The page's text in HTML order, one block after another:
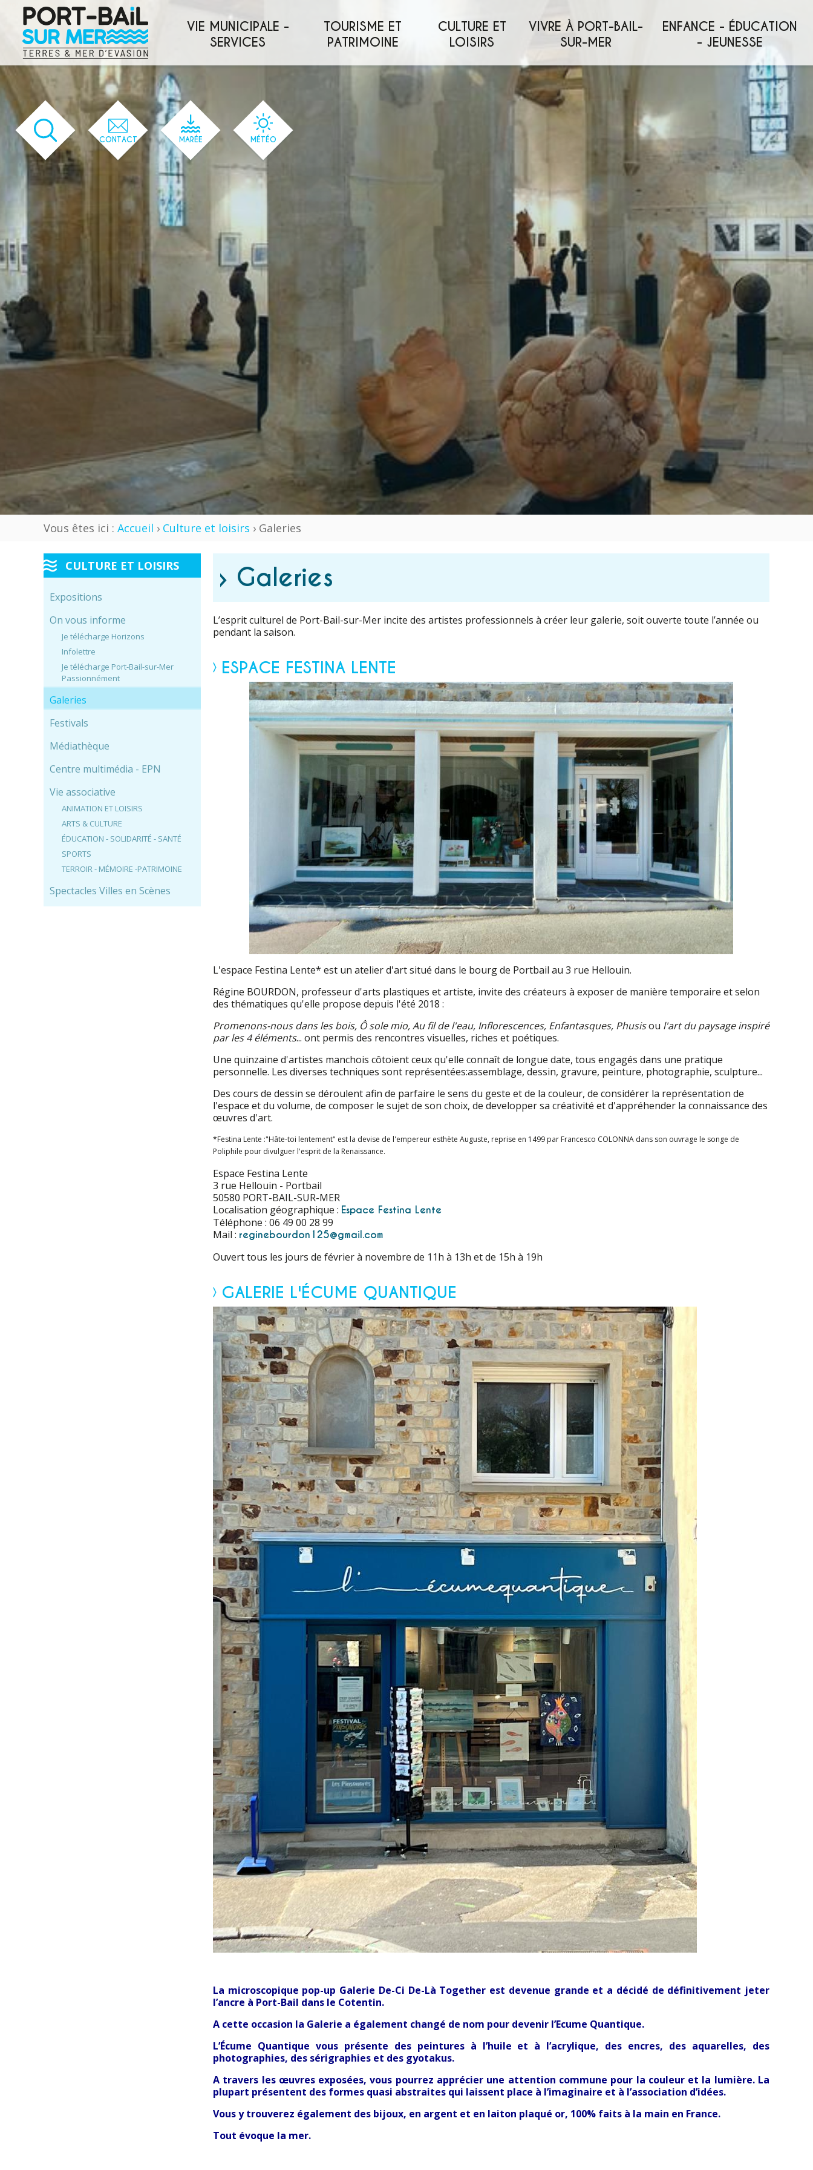
VIE MUNICIPALE -
SERVICES
TOURISME ET
PATRIMOINE
CULTURE ET
LOISIRS
VIVRE À PORT-BAIL-
SUR-MER
ENFANCE - ÉDUCATION
- JEUNESSE
CONTACT MARÉE MÉTÉO
'579' / '56' / '1' / '579' / '579' / '579'
Vous êtes ici : Accueil › Culture et loisirs › Galeries
CULTURE ET LOISIRS
Expositions
On vous informe
Je télécharge Horizons
Infolettre
Je télécharge Port-Bail-sur-Mer
Passionnément
Galeries
Festivals
Médiathèque
Centre multimédia - EPN
Vie associative
ANIMATION ET LOISIRS
ARTS & CULTURE
ÉDUCATION - SOLIDARITÉ - SANTÉ
SPORTS
TERROIR - MÉMOIRE -PATRIMOINE
Spectacles Villes en Scènes
› Galeries
L’esprit culturel de Port-Bail-sur-Mer incite des artistes professionnels à créer leur galerie, soit ouverte toute l’année ou
pendant la saison.
ESPACE FESTINA LENTE
L'espace Festina Lente* est un atelier d'art situé dans le bourg de Portbail au 3 rue Hellouin.
Régine BOURDON, professeur d'arts plastiques et artiste, invite des créateurs à exposer de manière temporaire et selon
des thématiques qu'elle propose depuis l'été 2018 :
Promenons-nous dans les bois, Ô sole mio, Au fil de l'eau, Inflorescences, Enfantasques, Phusisou l'art du paysage inspiré
par les 4 éléments... ont permis des rencontres visuelles, riches et poétiques.
Une quinzaine d'artistes manchois côtoient ceux qu'elle connaît de longue date, tous engagés dans une pratique
personnelle. Les diverses techniques sont représentées:assemblage, dessin, gravure, peinture, photographie, sculpture...
Des cours de dessin se déroulent afin de parfaire le sens du geste et de la couleur, de considérer la représentation de
l'espace et du volume, de composer le sujet de son choix, de developper sa créativité et d'appréhender la connaissance des
œuvres d'art.
*Festina Lente :"Hâte-toi lentement" est la devise de l'empereur esthète Auguste, reprise en 1499 par Francesco COLONNA dans son ouvrage le songe de
Poliphile pour divulguer l'esprit de la Renaissance.
Espace Festina Lente
3 rue Hellouin - Portbail
50580 PORT-BAIL-SUR-MER
Localisation géographique : Espace Festina Lente
Téléphone : 06 49 00 28 99
Mail : reginebourdon125@gmail.com
Ouvert tous les jours de février à novembre de 11h à 13h et de 15h à 19h
GALERIE L'ÉCUME QUANTIQUE
La microscopique pop-up Galerie De-Ci De-Là Together est devenue grande et a décidé de définitivement jeter
l’ancre à Port-Bail dans le Cotentin.
A cette occasion la Galerie a également changé de nom pour devenir l’Ecume Quantique.
L’Écume Quantique vous présente des peintures à l’huile et à l’acrylique, des encres, des aquarelles, des
photographies, des sérigraphies et des gyotakus.
A travers les œuvres exposées, vous pourrez apprécier une attention commune pour la couleur et la lumière. La
plupart présentent des formes quasi abstraites qui laissent place à l’imaginaire et à l’association d’idées.
Vous y trouverez également des bijoux, en argent et en laiton plaqué or, 100% faits à la main en France.
Tout évoque la mer.